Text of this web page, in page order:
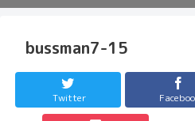
bussman7-15
Twitter